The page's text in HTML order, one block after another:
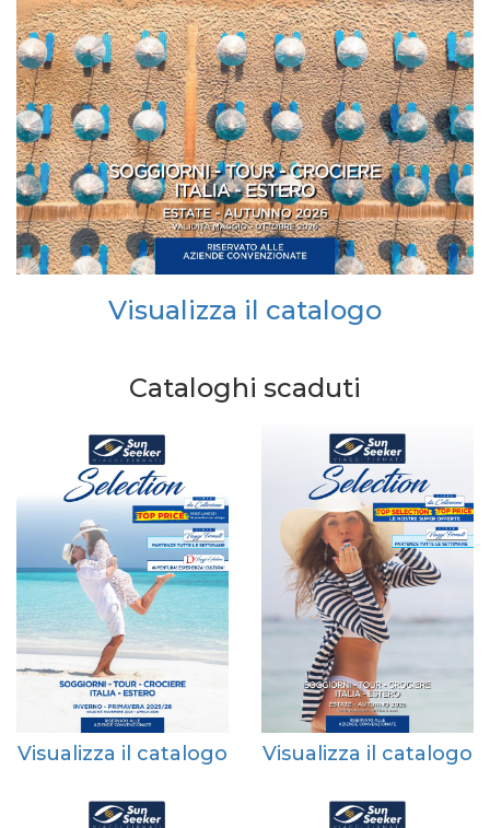
Visualizza il catalogo
Cataloghi scaduti
Visualizza il catalogo Visualizza il catalogo